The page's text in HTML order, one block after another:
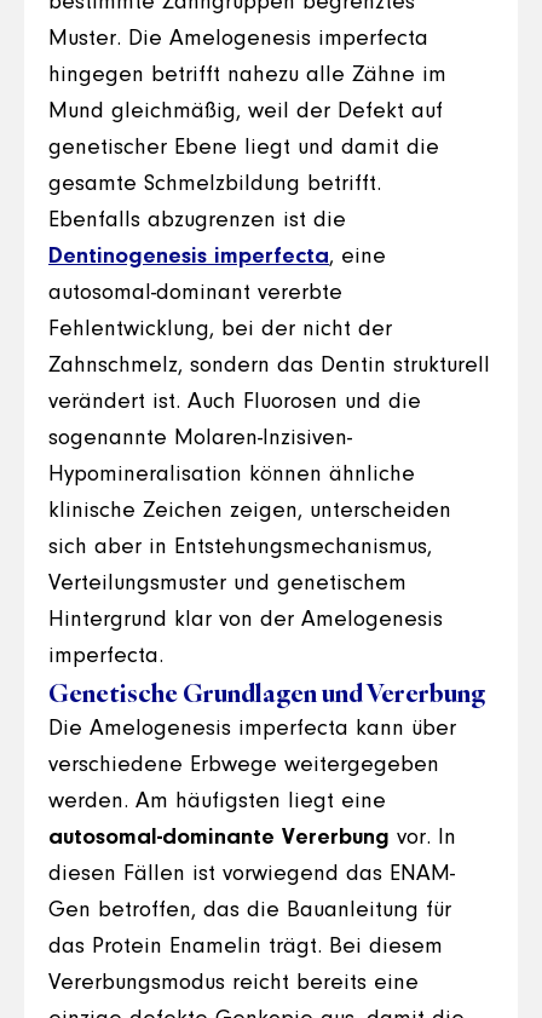
Muster. Die Amelogenesis imperfecta
hingegen betrifft nahezu alle Zähne im
Mund gleichmäßig, weil der Defekt auf
genetischer Ebene liegt und damit die
gesamte Schmelzbildung betrifft.
Ebenfalls abzugrenzen ist die
Dentinogenesis imperfecta, eine
autosomal-dominant vererbte
Fehlentwicklung, bei der nicht der
Zahnschmelz, sondern das Dentin strukturell
verändert ist. Auch Fluorosen und die
sogenannte Molaren-Inzisiven-
Hypomineralisation können ähnliche
klinische Zeichen zeigen, unterscheiden
sich aber in Entstehungsmechanismus,
Verteilungsmuster und genetischem
Hintergrund klar von der Amelogenesis
imperfecta.
Genetische Grundlagen und Vererbung
Die Amelogenesis imperfecta kann über
verschiedene Erbwege weitergegeben
werden. Am häufigsten liegt eine
autosomal-dominante Vererbung vor. In
diesen Fällen ist vorwiegend das ENAM-
Gen betroffen, das die Bauanleitung für
das Protein Enamelin trägt. Bei diesem
Vererbungsmodus reicht bereits eine